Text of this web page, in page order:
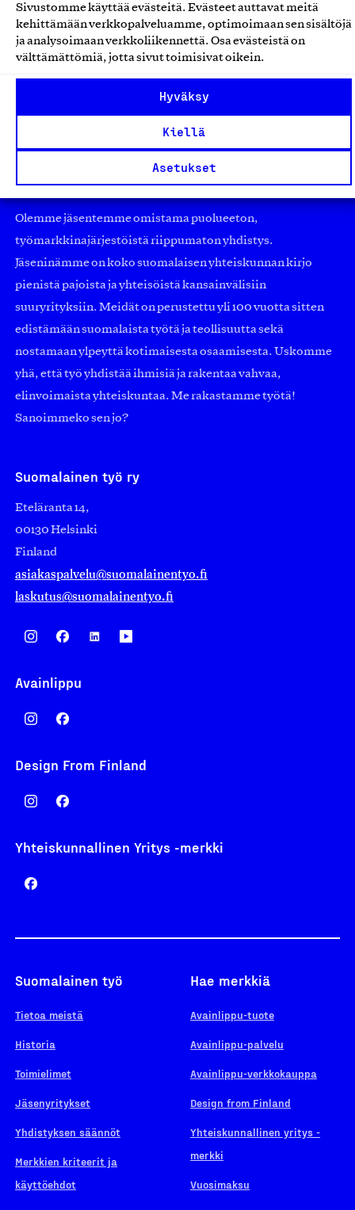
Sivustomme käyttää evästeitä. Evästeet auttavat meitä
kehittämään verkkopalveluamme, optimoimaan sen sisältöjä
ja analysoimaan verkkoliikennettä. Osa evästeistä on
välttämättömiä, jotta sivut toimisivat oikein.
Hyväksy
Kiellä
Asetukset
Kärkimedia Oy, Palvelu
Media-, IT- ja viestintäalan palvelut
Olemme jäsentemme omistama puolueeton,
työmarkkinajärjestöistä riippumaton yhdistys.
Jäseninämme on koko suomalaisen yhteiskunnan kirjo
pienistä pajoista ja yhteisöistä kansainvälisiin
suuryrityksiin. Meidät on perustettu yli 100 vuotta sitten
edistämään suomalaista työtä ja teollisuutta sekä
nostamaan ylpeyttä kotimaisesta osaamisesta. Uskomme
yhä, että työ yhdistää ihmisiä ja rakentaa vahvaa,
elinvoimaista yhteiskuntaa. Me rakastamme työtä!
Sanoimmeko sen jo?
Suomalainen työ ry
Eteläranta 14,
00130 Helsinki
Finland
asiakaspalvelu@suomalainentyo.fi
laskutus@suomalainentyo.fi
Avainlippu
Design From Finland
Yhteiskunnallinen Yritys -merkki
Suomalainen työ
Tietoa meistä
Historia
Toimielimet
Jäsenyritykset
Yhdistyksen säännöt
Merkkien kriteerit ja
käyttöehdot
Hae merkkiä
Avainlippu-tuote
Avainlippu-palvelu
Avainlippu-verkkokauppa
Design from Finland
Yhteiskunnallinen yritys -
merkki
Vuosimaksu